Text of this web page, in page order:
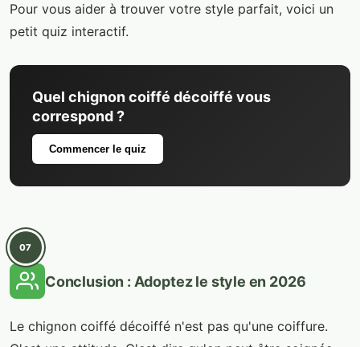
Pour vous aider à trouver votre style parfait, voici un
petit quiz interactif.
Quel chignon coiffé décoiffé vous
correspond ?
Commencer le quiz
07
Conclusion : Adoptez le style en 2026
Le chignon coiffé décoiffé n'est pas qu'une coiffure.